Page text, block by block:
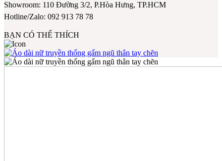
Showroom: 110 Đường 3/2, P.Hòa Hưng, TP.HCM
Hotline/Zalo: 092 913 78 78
BẠN CÓ THỂ THÍCH